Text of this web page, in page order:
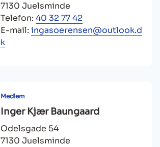
7130 Juelsminde
Telefon: 40 32 77 42
E-mail: ingasoerensen@outlook.d
k
Medlem
Inger Kjær Baungaard
Odelsgade 54
7130 Juelsminde